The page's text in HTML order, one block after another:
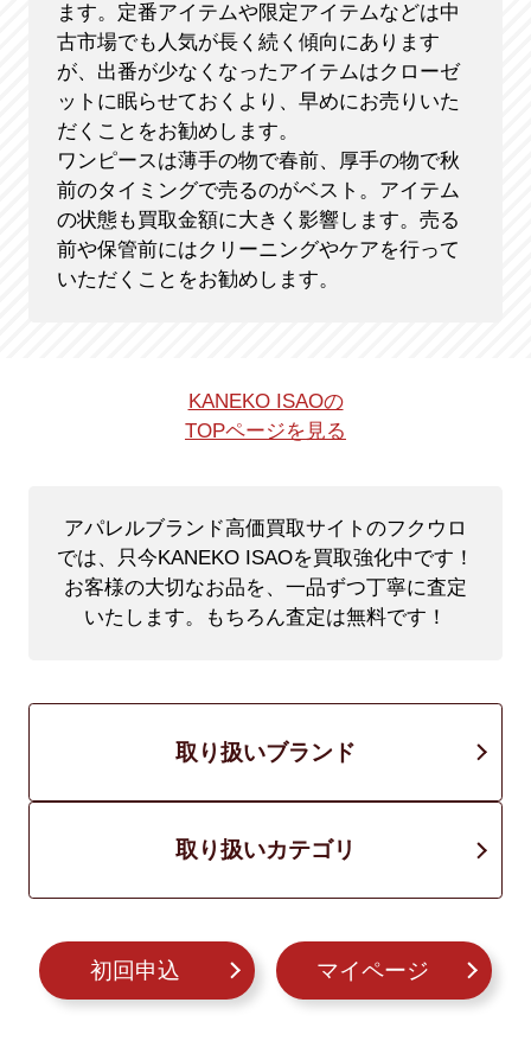
ます。定番アイテムや限定アイテムなどは中
古市場でも人気が長く続く傾向にあります
が、出番が少なくなったアイテムはクローゼ
ットに眠らせておくより、早めにお売りいた
だくことをお勧めします。
ワンピースは薄手の物で春前、厚手の物で秋
前のタイミングで売るのがベスト。アイテム
の状態も買取金額に大きく影響します。売る
前や保管前にはクリーニングやケアを行って
いただくことをお勧めします。
KANEKO ISAOの
TOPページを見る
アパレルブランド高価買取サイトのフクウロ
では、只今KANEKO ISAOを買取強化中です！
お客様の大切なお品を、一品ずつ丁寧に査定
いたします。もちろん査定は無料です！
取り扱いブランド
取り扱いカテゴリ
初回申込 マイページ